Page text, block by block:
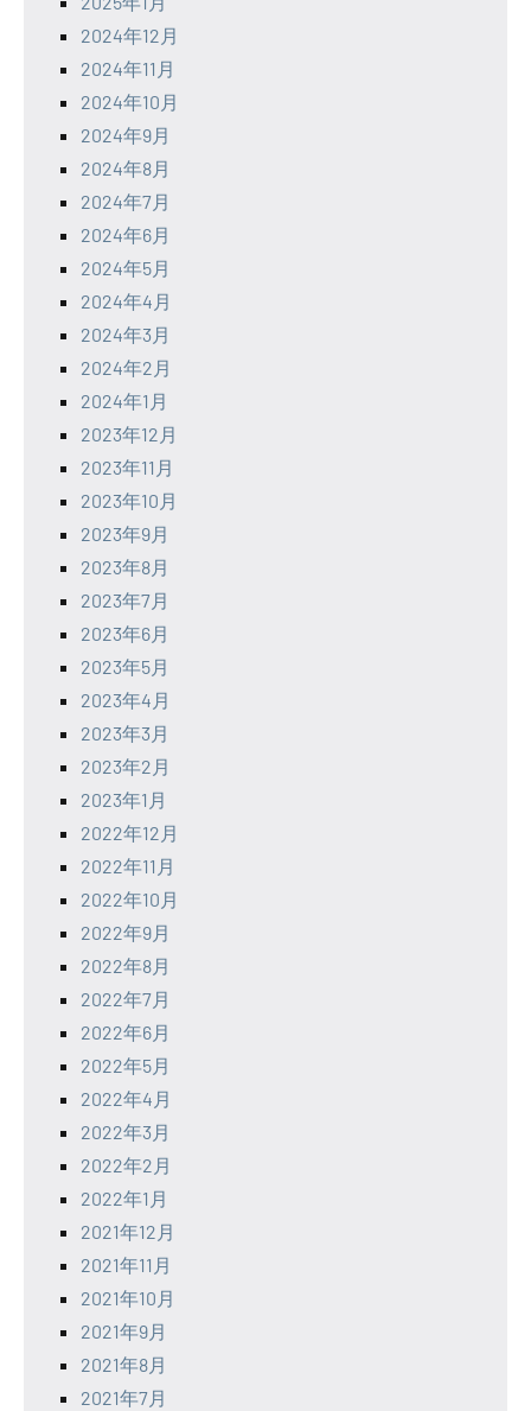
2024年12月
2024年11月
2024年10月
2024年9月
2024年8月
2024年7月
2024年6月
2024年5月
2024年4月
2024年3月
2024年2月
2024年1月
2023年12月
2023年11月
2023年10月
2023年9月
2023年8月
2023年7月
2023年6月
2023年5月
2023年4月
2023年3月
2023年2月
2023年1月
2022年12月
2022年11月
2022年10月
2022年9月
2022年8月
2022年7月
2022年6月
2022年5月
2022年4月
2022年3月
2022年2月
2022年1月
2021年12月
2021年11月
2021年10月
2021年9月
2021年8月
2021年7月